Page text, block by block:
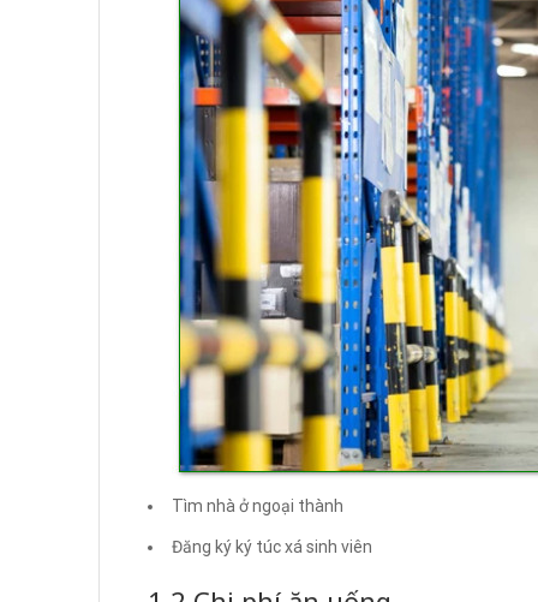
Tìm nhà ở ngoại thành
Đăng ký ký túc xá sinh viên